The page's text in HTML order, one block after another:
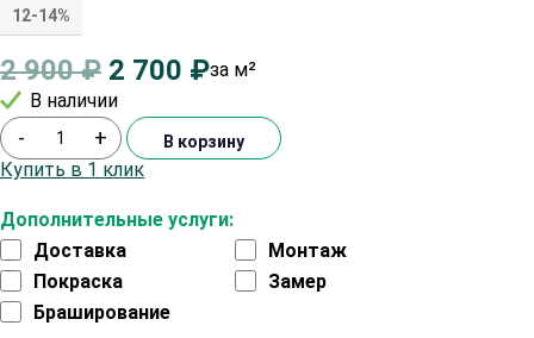
12-14%
2 900₽ 2 700 ₽за м²
В наличии
Дополнительные услуги:
Доставка
Монтаж
Покраска
Замер
Браширование
- + В корзину
Купить в 1 клик